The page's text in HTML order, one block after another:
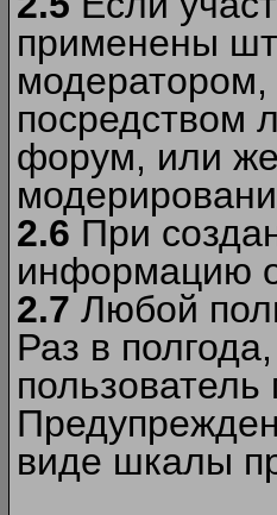
применены
посредством
форум, или
2.6 При
информацию
2.7 Любой
Раз в
виде шкалы